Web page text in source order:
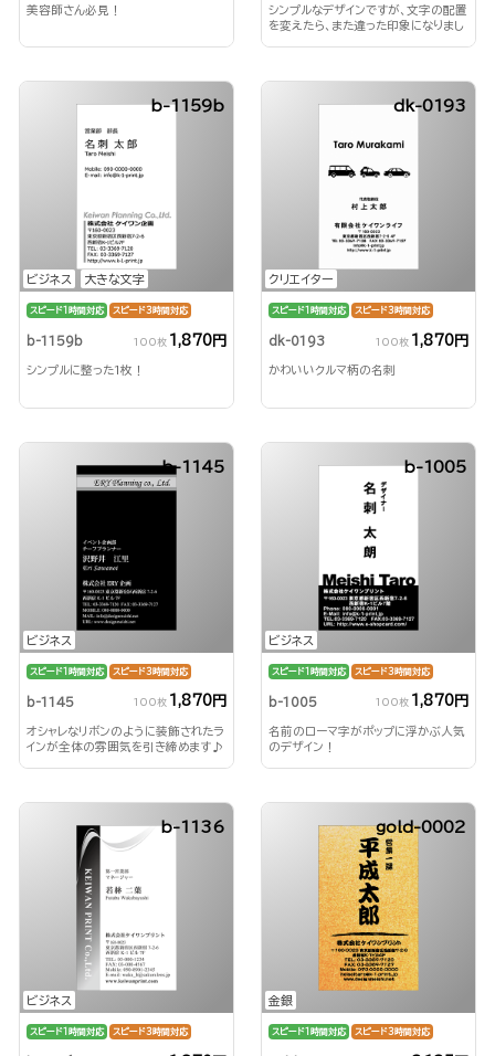
美容師さん必見！
シンプルなデザインですが、文字の配置
を変えたら、また違った印象になりまし
ビジネス 大きな文字
b-1159b
スピード1時間対応 スピード3時間対応
b-1159b 100枚 1,870円
シンプルに整った1枚！
クリエイター
dk-0193
スピード1時間対応 スピード3時間対応
dk-0193 100枚 1,870円
かわいいクルマ柄の名刺
ビジネス
b-1145
スピード1時間対応 スピード3時間対応
b-1145 100枚 1,870円
オシャレなリボンのように装飾されたラ
インが全体の雰囲気を引き締めます♪
ビジネス
b-1005
スピード1時間対応 スピード3時間対応
b-1005 100枚 1,870円
名前のローマ字がポップに浮かぶ人気
のデザイン！
ビジネス
b-1136
スピード1時間対応 スピード3時間対応
金銀
gold-0002
スピード1時間対応 スピード3時間対応